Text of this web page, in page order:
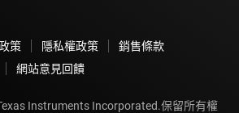
策 隱私權政策
銷售條款
網站意見回饋
Instruments Incorporated.保留所有權